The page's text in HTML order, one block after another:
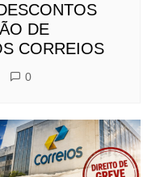
DE
CORREIOS
0